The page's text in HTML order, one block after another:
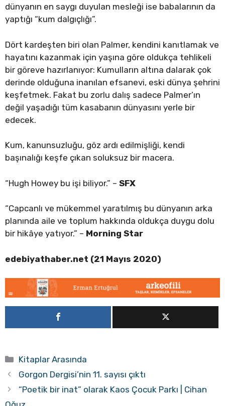
dünyanın en saygı duyulan mesleği ise babalarının da
yaptığı “kum dalgıçlığı”.
Dört kardeşten biri olan Palmer, kendini kanıtlamak ve
hayatını kazanmak için yaşına göre oldukça tehlikeli
bir göreve hazırlanıyor: Kumulların altına dalarak çok
derinde olduğuna inanılan efsanevi, eski dünya şehrini
keşfetmek. Fakat bu zorlu dalış sadece Palmer’ın
değil yaşadığı tüm kasabanın dünyasını yerle bir
edecek.
Kum, kanunsuzluğu, göz ardı edilmişliği, kendi
başınalığı keşfe çıkan soluksuz bir macera.
“Hugh Howey bu işi biliyor.” – SFX
“Capcanlı ve mükemmel yaratılmış bu dünyanın arka
planında aile ve toplum hakkında oldukça duygu dolu
bir hikâye yatıyor.” – Morning Star
edebiyathaber.net (21 Mayıs 2020)
Kategoriler
Kitaplar Arasında
Gorgon Dergisi’nin 11. sayısı çıktı
“Poetik bir inat” olarak Kaos Çocuk Parkı | Cihan